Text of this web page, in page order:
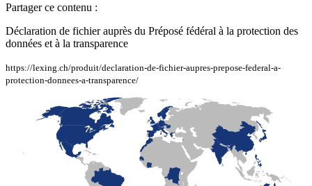
Partager ce contenu :
Déclaration de fichier auprès du Préposé fédéral à la protection des
données et à la transparence
https://lexing.ch/produit/declaration-de-fichier-aupres-prepose-federal-a-
protection-donnees-a-transparence/